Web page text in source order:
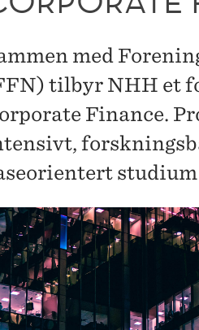
med
tilbyr NHH et
Finance.